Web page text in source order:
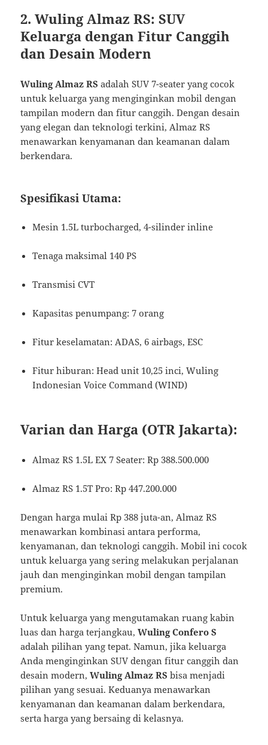
2. Wuling Almaz RS: SUV
Keluarga dengan Fitur Canggih
dan Desain Modern
Wuling Almaz RS adalah SUV 7-seater yang cocok
untuk keluarga yang menginginkan mobil dengan
tampilan modern dan fitur canggih. Dengan desain
yang elegan dan teknologi terkini, Almaz RS
menawarkan kenyamanan dan keamanan dalam
berkendara.
Spesifikasi Utama:
Mesin 1.5L turbocharged, 4-silinder inline
Tenaga maksimal 140 PS
Transmisi CVT
Kapasitas penumpang: 7 orang
Fitur keselamatan: ADAS, 6 airbags, ESC
Fitur hiburan: Head unit 10,25 inci, Wuling
Indonesian Voice Command (WIND)
Varian dan Harga (OTR Jakarta):
Almaz RS 1.5L EX 7 Seater: Rp 388.500.000
Almaz RS 1.5T Pro: Rp 447.200.000
Dengan harga mulai Rp 388 juta-an, Almaz RS
menawarkan kombinasi antara performa,
kenyamanan, dan teknologi canggih. Mobil ini cocok
untuk keluarga yang sering melakukan perjalanan
jauh dan menginginkan mobil dengan tampilan
premium.
Untuk keluarga yang mengutamakan ruang kabin
luas dan harga terjangkau,Wuling Confero S
adalah pilihan yang tepat. Namun, jika keluarga
Anda menginginkan SUV dengan fitur canggih dan
desain modern,Wuling Almaz RS bisa menjadi
pilihan yang sesuai. Keduanya menawarkan
kenyamanan dan keamanan dalam berkendara,
serta harga yang bersaing di kelasnya.